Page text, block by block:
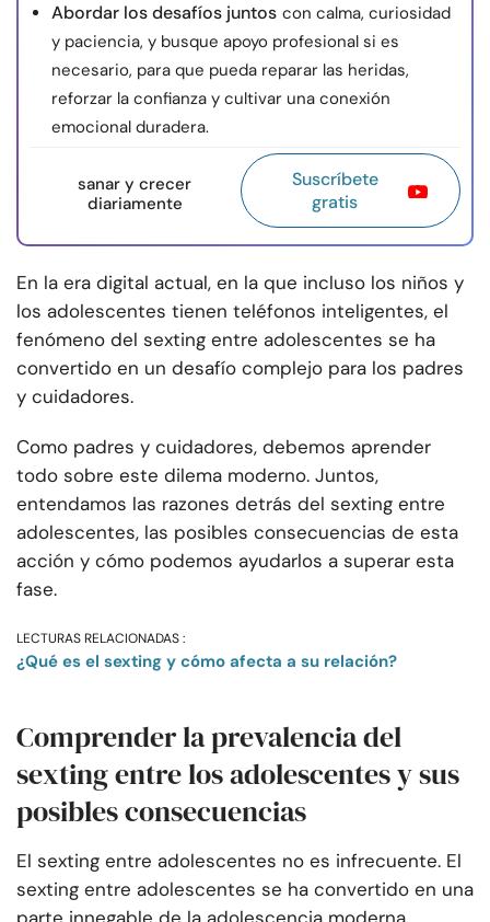
Abordar los desafíos juntos con calma, curiosidad
y paciencia, y busque apoyo profesional si es
necesario, para que pueda reparar las heridas,
reforzar la confianza y cultivar una conexión
emocional duradera.
sanar y crecer
diariamente
Suscríbete
gratis
En la era digital actual, en la que incluso los niños y
los adolescentes tienen teléfonos inteligentes, el
fenómeno del sexting entre adolescentes se ha
convertido en un desafío complejo para los padres
y cuidadores.
Como padres y cuidadores, debemos aprender
todo sobre este dilema moderno. Juntos,
entendamos las razones detrás del sexting entre
adolescentes, las posibles consecuencias de esta
acción y cómo podemos ayudarlos a superar esta
fase.
LECTURAS RELACIONADAS :
¿Qué es el sexting y cómo afecta a su relación?
Comprender la prevalencia del
sexting entre los adolescentes y sus
posibles consecuencias
El sexting entre adolescentes no es infrecuente. El
sexting entre adolescentes se ha convertido en una